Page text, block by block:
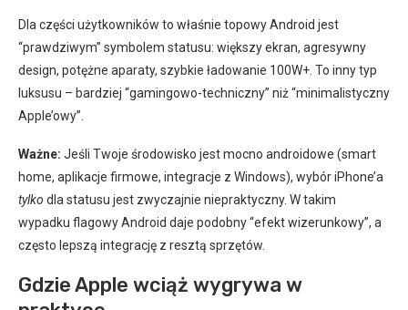
Dla części użytkowników to właśnie topowy Android jest
“prawdziwym” symbolem statusu: większy ekran, agresywny
design, potężne aparaty, szybkie ładowanie 100W+. To inny typ
luksusu – bardziej “gamingowo-techniczny” niż “minimalistyczny
Apple’owy”.
Ważne: Jeśli Twoje środowisko jest mocno androidowe (smart
home, aplikacje firmowe, integracje z Windows), wybór iPhone’a
tylko dla statusu jest zwyczajnie niepraktyczny. W takim
wypadku flagowy Android daje podobny “efekt wizerunkowy”, a
często lepszą integrację z resztą sprzętów.
Gdzie Apple wciąż wygrywa w